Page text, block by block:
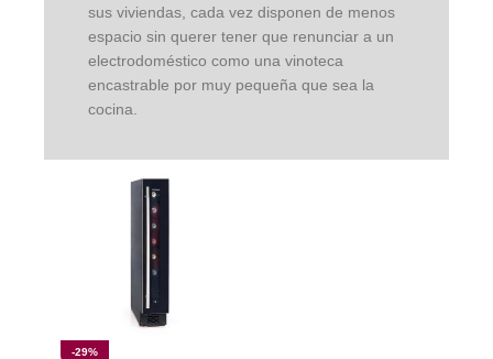
sus viviendas, cada vez disponen de menos
espacio sin querer tener que renunciar a un
electrodoméstico como una vinoteca
encastrable por muy pequeña que sea la
cocina.
-29%